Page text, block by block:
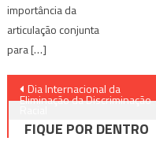
importância da
articulação conjunta
para […]
Navegação
de
Dia Internacional da
Eliminação da Discriminação
FIQUE POR DENTRO